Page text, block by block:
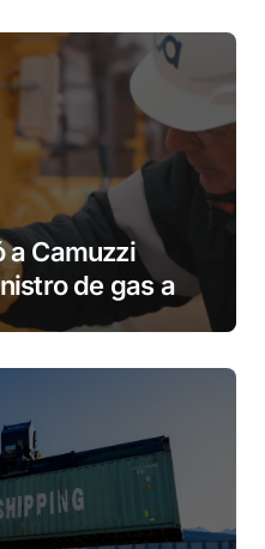
a Camuzzi
de gas a